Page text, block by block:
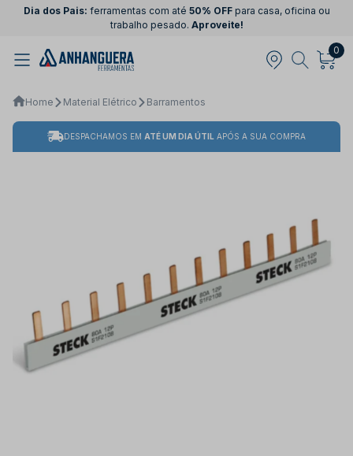
Dia dos Pais: ferramentas com até 50% OFFpara casa, oficina ou
trabalho pesado. Aproveite!
0
Home Material Elétrico Barramentos
DESPACHAMOS EM ATÉ UM DIA ÚTIL APÓS A SUA COMPRA